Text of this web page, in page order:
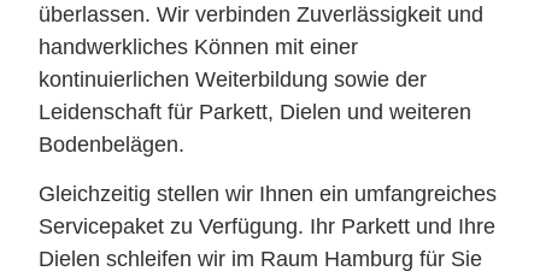
überlassen. Wir verbinden Zuverlässigkeit und
handwerkliches Können mit einer
kontinuierlichen Weiterbildung sowie der
Leidenschaft für Parkett, Dielen und weiteren
Bodenbelägen.
Gleichzeitig stellen wir Ihnen ein umfangreiches
Servicepaket zu Verfügung. Ihr Parkett und Ihre
Dielen schleifen wir im Raum Hamburg für Sie